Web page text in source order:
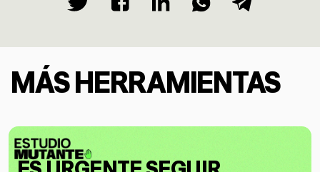
MÁS HERRAMIENTAS